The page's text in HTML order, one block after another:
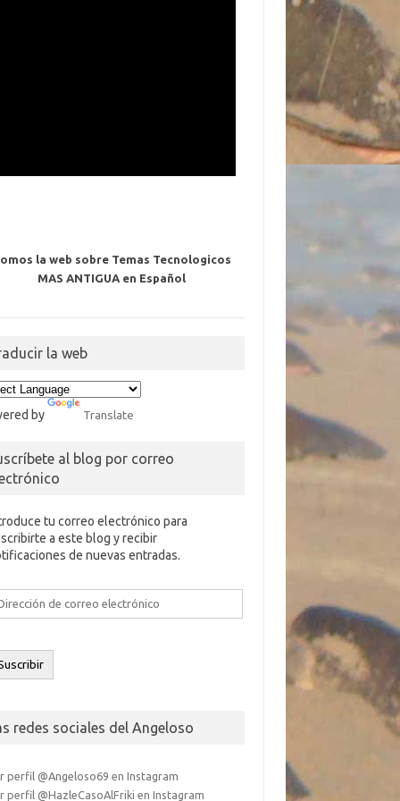
la web sobre Temas Tecnologicos
MAS ANTIGUA en Español
la web
by Translate
al blog por correo
tu correo electrónico para
a este blog y recibir
de nuevas entradas.
redes sociales del Angeloso
perfil @Angeloso69 en Instagram
perfil @HazleCasoAlFriki en Instagram